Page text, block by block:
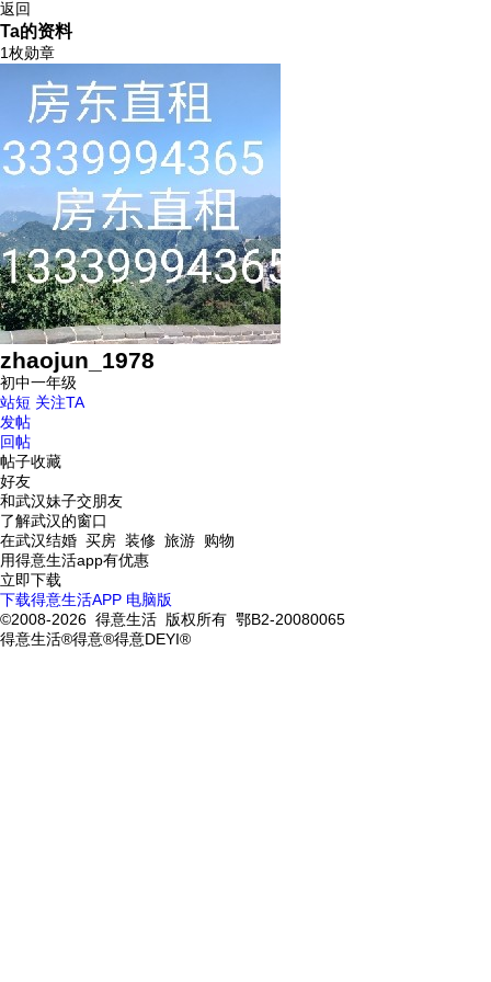
返回
Ta的资料
1枚勋章
zhaojun_1978
初中一年级
站短 关注TA
发帖
回帖
帖子收藏
好友
和武汉妹子交朋友
了解武汉的窗口
在武汉结婚 买房 装修 旅游 购物
用得意生活app有优惠
立即下载
下载得意生活APP 电脑版
©2008-2026 得意生活 版权所有 鄂B2-20080065
得意生活®得意®得意DEYI®